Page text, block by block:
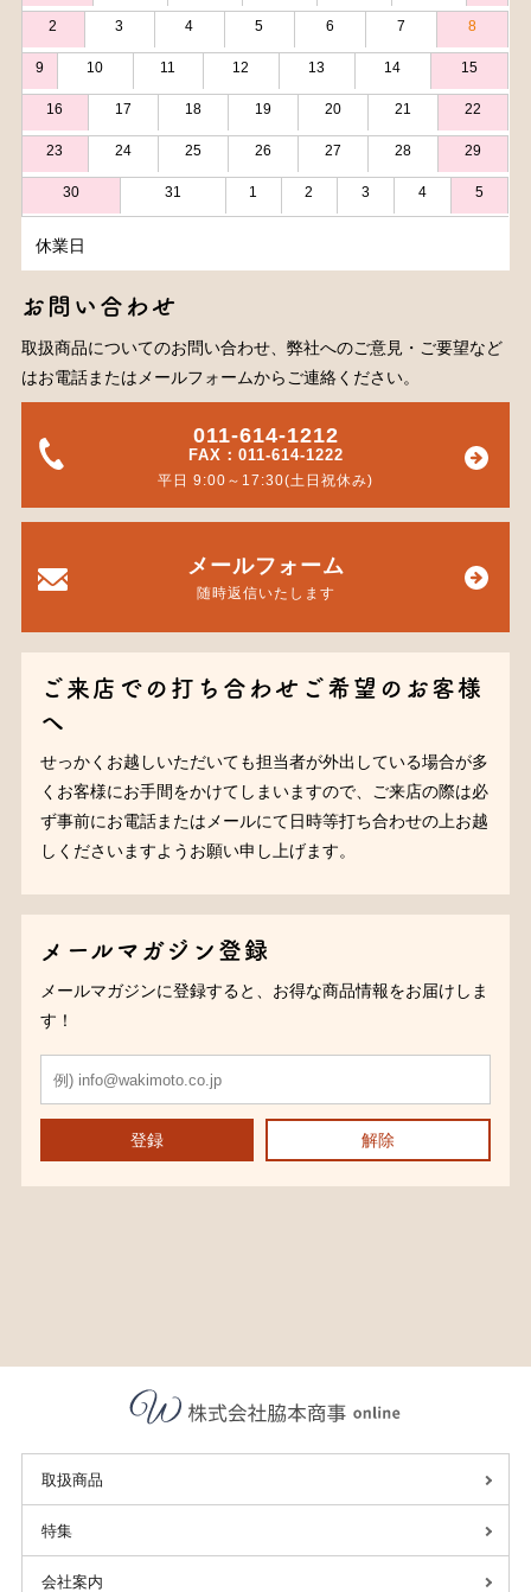
2 3 4 5 6 7 8
9 10 11 12 13 14 15
16 17 18 19 20 21 22
23 24 25 26 27 28 29
30 31 1 2 3 4 5
休業日
お問い合わせ
取扱商品についてのお問い合わせ、弊社へのご意見・ご要望など
はお電話またはメールフォームからご連絡ください。
011-614-1212
FAX：011-614-1222
平日 9:00～17:30(土日祝休み)
メールフォーム
随時返信いたします
ご来店での打ち合わせご希望のお客様
へ
せっかくお越しいただいても担当者が外出している場合が多
くお客様にお手間をかけてしまいますので、ご来店の際は必
ず事前にお電話またはメールにて日時等打ち合わせの上お越
しくださいますようお願い申し上げます。
メールマガジン登録
メールマガジンに登録すると、お得な商品情報をお届けしま
す！
登録 解除
取扱商品
特集
会社案内